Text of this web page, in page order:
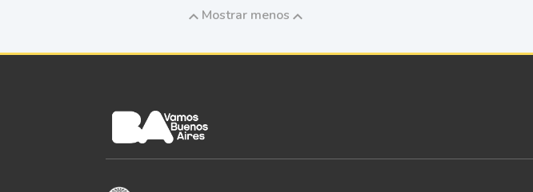
Mostrar menos